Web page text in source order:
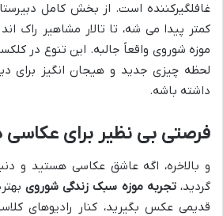
غافلگیرکننده است. از بخش کامل
کمتر پیدا می شه، تا تالار مشاهیر راک
موزه شوروی واقعاً جالبه. این تنوع در
لحظه چیزی جدید و هیجان انگیز برای
داشته باشه.
فرصتی بی نظیر برای عکاسی
و بالاخره، اگه عاشق عکاسی هستید و
گردید،تجربه موزه سبک زندگی شوروی
قدیمی عکس بگیرید، کنار رادیوهای